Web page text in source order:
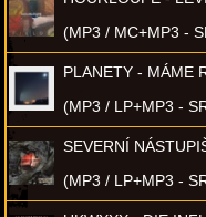
(MP3 / MC+MP3 -
PLANETY - MÁME
(MP3 / LP+MP3 -
SEVERNÍ
(MP3 / LP+MP3 -